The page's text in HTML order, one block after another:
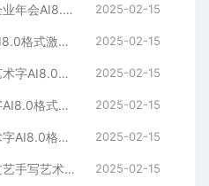
前途似海未来可期易拉罐企业年会AI8.0格式激光打标文件通用矢量图 2025-02-15
携手共赢易拉罐企业年会AI8.0格式激光打标文件通用矢量图 2025-02-15
皓月当空桃李满园中秋节艺术字AI8.0格式激光打标文件通用矢量图 2025-02-15
元宵节节日祝福书法艺术字AI8.0格式激光打标文件通用矢量图 2025-02-15
月满中秋节日祝福书法艺术字AI8.0格式激光打标文件通用矢量图 2025-02-15
人间四季今日茶饭事现代文艺手写艺术字AI8.0格式激光打标文件通用矢量图 2025-02-15